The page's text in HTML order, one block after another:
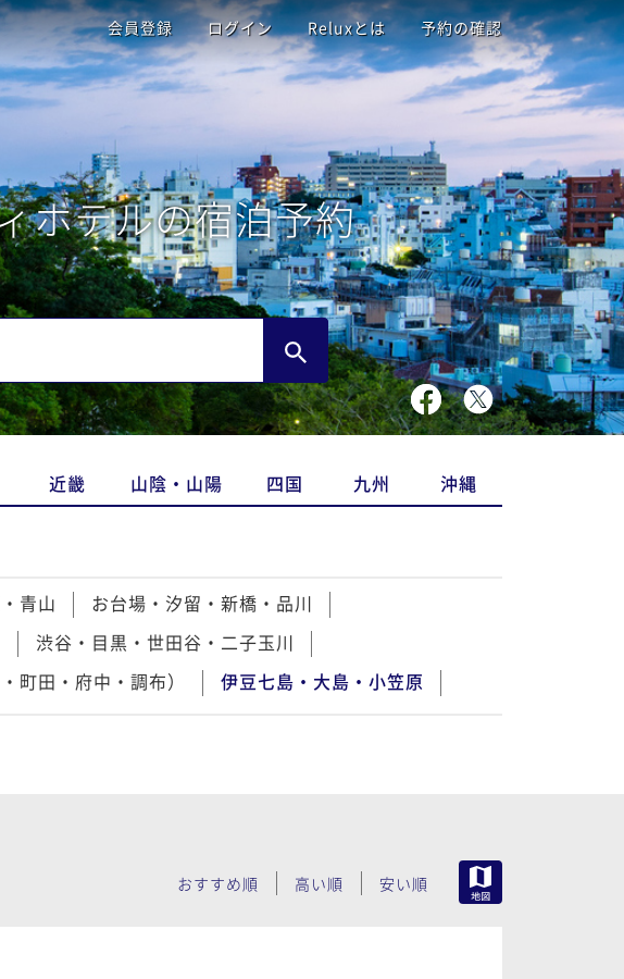
会員登録 ログイン Reluxとは 予約の確認
ホテルの宿泊予約
近畿 山陰・山陽 四国 九州 沖縄
青山
お台場・汐留・新橋・品川
渋谷・目黒・世田谷・二子玉川
町田・府中・調布） 伊豆七島・大島・小笠原
おすすめ順 高い順 安い順